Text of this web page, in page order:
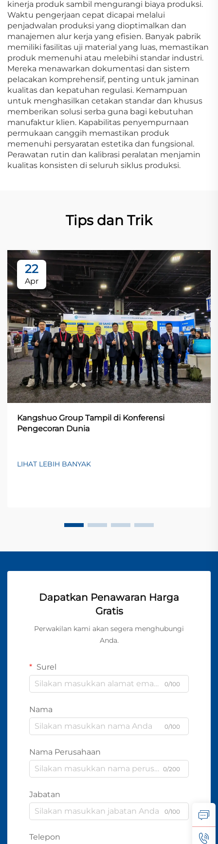
kinerja produk sambil mengurangi biaya produksi.
Waktu pengerjaan cepat dicapai melalui
penjadwalan produksi yang dioptimalkan dan
manajemen alur kerja yang efisien. Banyak pabrik
memiliki fasilitas uji material yang luas, memastikan
produk memenuhi atau melebihi standar industri.
Mereka menawarkan dokumentasi dan sistem
pelacakan komprehensif, penting untuk jaminan
kualitas dan kepatuhan regulasi. Kemampuan
untuk menghasilkan cetakan standar dan khusus
memberikan solusi serba guna bagi kebutuhan
manufaktur klien. Kapabilitas penyempurnaan
permukaan canggih memastikan produk
memenuhi persyaratan estetika dan fungsional.
Perawatan rutin dan kalibrasi peralatan menjamin
kualitas konsisten di seluruh siklus produksi.
Tips dan Trik
22
Apr
Kangshuo Group Tampil di Konferensi
Pengecoran Dunia
LIHAT LEBIH BANYAK
Dapatkan Penawaran Harga
Gratis
Perwakilan kami akan segera menghubungi
Anda.
Surel
0/100
Nama
0/100
Nama Perusahaan
0/200
Jabatan
0/100
Telepon